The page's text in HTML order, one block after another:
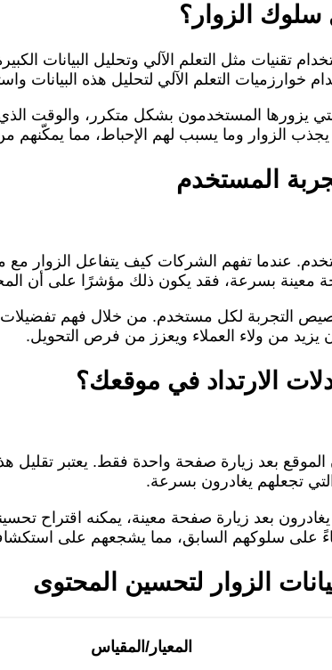
الزوار؟
تقنيات مثل التعلم الآلي وتحليل البيانات
خوارزميات التعلم الآلي لتحليل هذه البيانات
يزورها المستخدمون بشكل متكرر، والوقت
الزوار وما يسبب لهم الإحباط، مما يمكّنهم
المستخدم
عندما تفهم الشركات كيف يتفاعل الزوار مع
معينة بسرعة، فقد يكون ذلك مؤشرًا على أن
التجربة لكل مستخدم. من خلال فهم
من ولاء العملاء ويعزز من فرص التحويل.
الارتداد في موقعك؟
الموقع بعد زيارة صفحة واحدة فقط. يعتبر تقليل
تجعلهم يغادرون بسرعة.
بعد زيارة صفحة معينة، يمكنه اقتراح
على سلوكهم السابق، مما يشجعهم على
الزوار لتحسين المحتوى
المعيار/المقياس